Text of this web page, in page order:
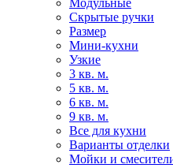
Модульные
Скрытые ручки
Размер
Мини-кухни
Узкие
3 кв. м.
5 кв. м.
6 кв. м.
9 кв. м.
Все для кухни
Варианты отделки
Мойки и